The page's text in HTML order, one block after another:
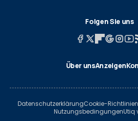
Folgen Sie uns
Über unsAnzeigen
DatenschutzerklärungCookie-Richtlinien
NutzungsbedingungenUtiq